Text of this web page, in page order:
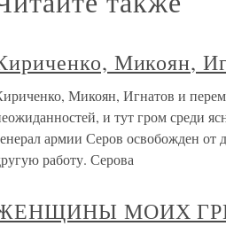
Микоян,
Микоян, Игнатов и
и тут гром среди
армии Серов освобожден от
работу. Серова
МОИХ